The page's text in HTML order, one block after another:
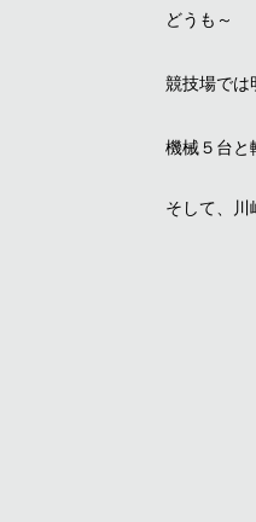
どうも～
競技場では
機械５台と
そして、